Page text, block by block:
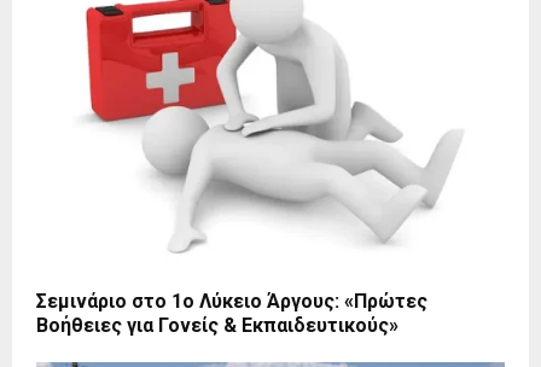
Σεμινάριο στο 1ο Λύκειο Άργους: «Πρώτες
Βοήθειες για Γονείς & Εκπαιδευτικούς»